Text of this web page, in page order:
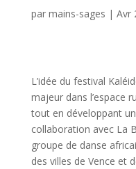
par mains-sages | Avr
L’idée du festival
majeur dans l’espace
tout en développant
collaboration avec La
groupe de danse
des villes de Vence et